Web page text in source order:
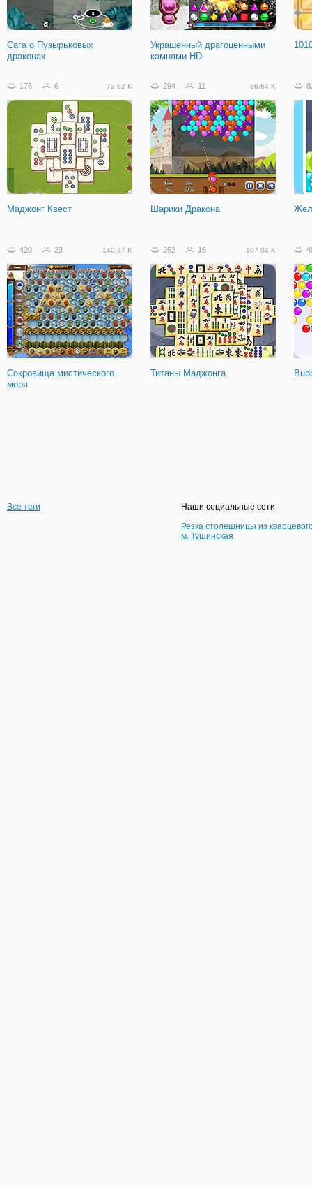
Побег из Леса Самоцветов Герои Мифов: Воины Богов
459
Антитеррористической Пик 3
Сага о Пузырьковых
драконах
Украшенный драгоценными
камнями HD
176 6 73.62 K
Маджонг Квест
294 11 86.64 K
Шарики Дракона
420 23 140.37 K
Сокровища мистического
моря
252 16 107.04 K
Титаны Маджонга
Все теги
Наши социальные сети
Резка столешницы из
м. Тушинская